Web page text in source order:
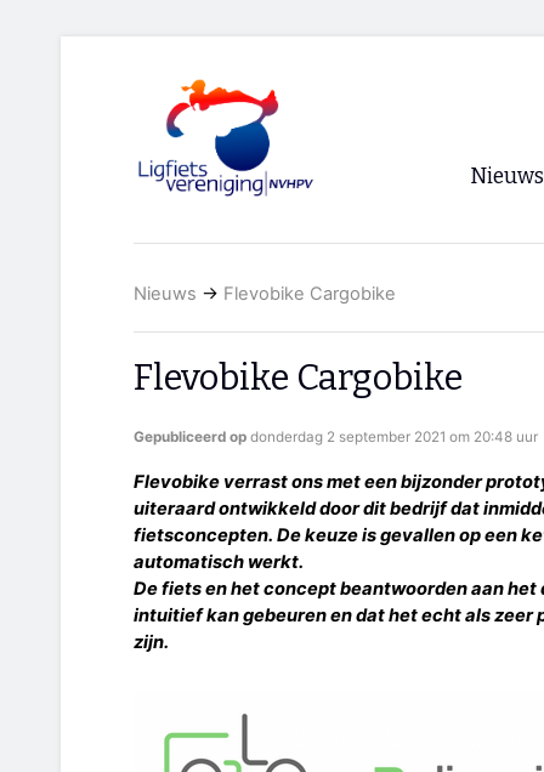
Nieuws
Nieuws → Flevobike Cargobike
Flevobike Cargobike
Gepubliceerd op donderdag 2 september 2021 om 20:48 uur
Flevobike verrast ons met een bijzonder
uiteraard ontwikkeld door dit bedrijf dat
fietsconcepten. De keuze is gevallen op een
automatisch werkt.
De fiets en het concept beantwoorden aan
intuitief kan gebeuren en dat het echt als
zijn.